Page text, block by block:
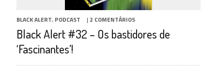
BLACK ALERT, PODCAST | 2 COMENTÁRIOS
Black Alert #32 – Os bastidores de
‘Fascinantes’!